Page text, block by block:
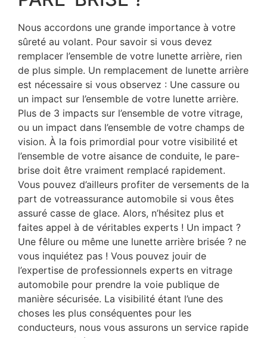
Nous accordons une grande importance à votre
sûreté au volant. Pour savoir si vous devez
remplacer l’ensemble de votre lunette arrière, rien
de plus simple. Un remplacement de lunette arrière
est nécessaire si vous observez : Une cassure ou
un impact sur l’ensemble de votre lunette arrière.
Plus de 3 impacts sur l’ensemble de votre vitrage,
ou un impact dans l’ensemble de votre champs de
vision. À la fois primordial pour votre visibilité et
l’ensemble de votre aisance de conduite, le pare-
brise doit être vraiment remplacé rapidement.
Vous pouvez d’ailleurs profiter de versements de la
part de votreassurance automobile si vous êtes
assuré casse de glace. Alors, n’hésitez plus et
faites appel à de véritables experts ! Un impact ?
Une fêlure ou même une lunette arrière brisée ? ne
vous inquiétez pas ! Vous pouvez jouir de
l’expertise de professionnels experts en vitrage
automobile pour prendre la voie publique de
manière sécurisée. La visibilité étant l’une des
choses les plus conséquentes pour les
conducteurs, nous vous assurons un service rapide